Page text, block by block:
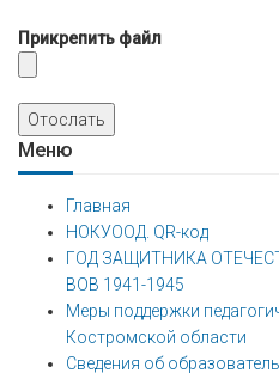
Прикрепить файл
Отослать
Меню
Главная
НОКУООД. QR-код
ГОД ЗАЩИТНИКА
ВОВ 1941-1945
Меры поддержки
Костромской области
Сведения об